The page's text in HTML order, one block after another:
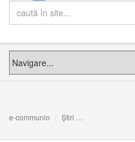
e-communio Știri